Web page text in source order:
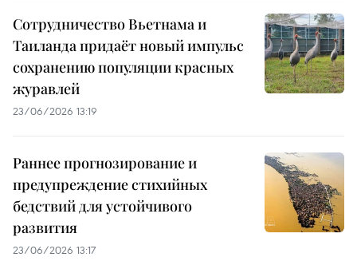
Сотрудничество Вьетнама и
Таиланда придаёт новый импульс
сохранению популяции красных
журавлей
23/06/2026 13:19
Раннее прогнозирование и
предупреждение стихийных
бедствий для устойчивого
развития
23/06/2026 13:17